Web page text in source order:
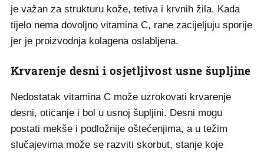
je važan za strukturu kože, tetiva i krvnih žila. Kada
tijelo nema dovoljno vitamina C, rane zacijeljuju sporije
jer je proizvodnja kolagena oslabljena.
Krvarenje desni i osjetljivost usne šupljine
Nedostatak vitamina C može uzrokovati krvarenje
desni, oticanje i bol u usnoj šupljini. Desni mogu
postati mekše i podložnije oštećenjima, a u težim
slučajevima može se razviti skorbut, stanje koje